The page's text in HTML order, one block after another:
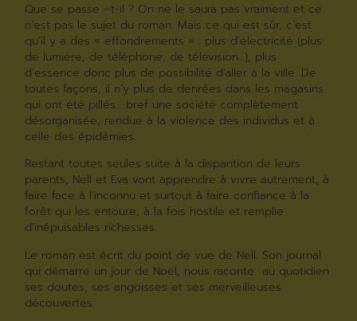
Que se passe –t-il ? On ne le saura pas vraiment et ce
n’est pas le sujet du roman. Mais ce qui est sûr, c’est
qu’il y a des « effondrements » : plus d’électricité (plus
de lumière, de téléphone, de télévision…), plus
d’essence donc plus de possibilité d’aller à la ville. De
toutes façons, il n’y plus de denrées dans les magasins
qui ont été pillés… bref une société complètement
désorganisée, rendue à la violence des individus et à
celle des épidémies.
Restant toutes seules suite à la disparition de leurs
parents, Nell et Eva vont apprendre à vivre autrement, à
faire face à l’inconnu et surtout à faire confiance à la
forêt qui les entoure, à la fois hostile et remplie
d’inépuisables richesses.
Le roman est écrit du point de vue de Nell. Son journal
qui démarre un jour de Noël, nous raconte au quotidien
ses doutes, ses angoisses et ses merveilleuses
découvertes.